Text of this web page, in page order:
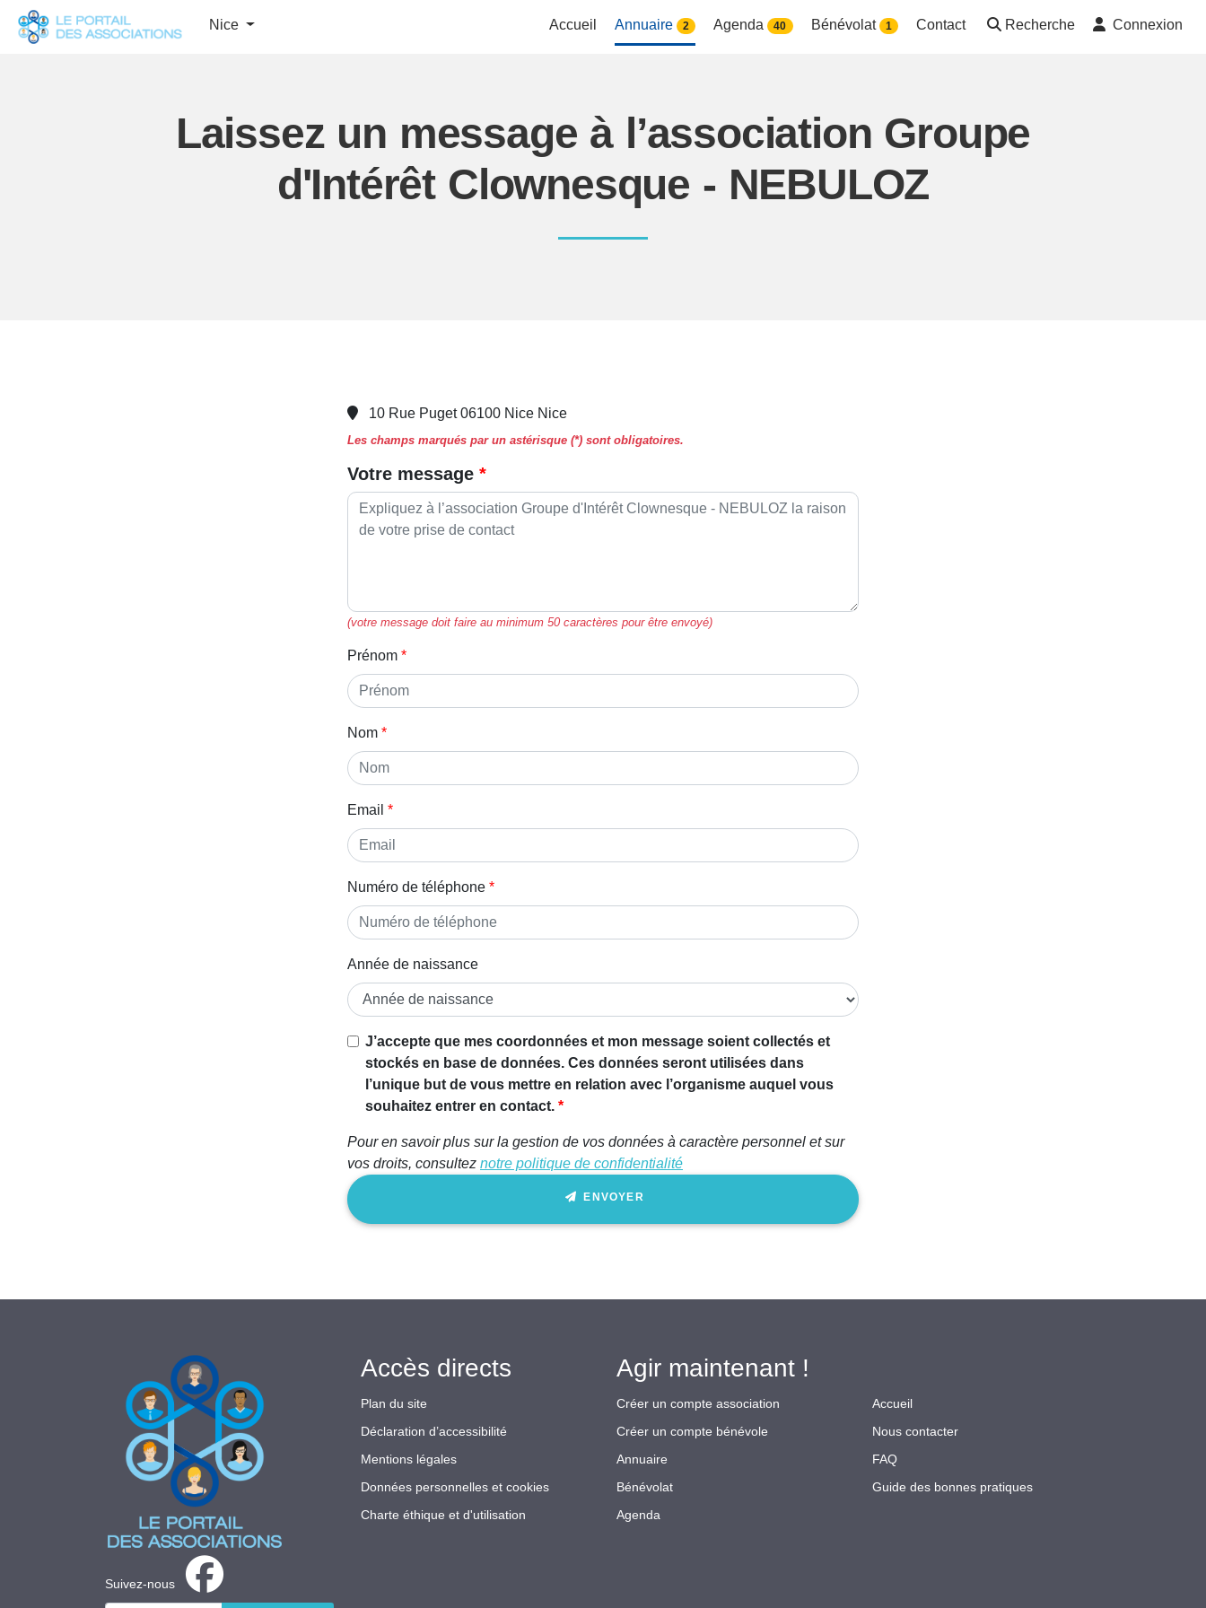
Nice Accueil Annuaire 2 Agenda 40 Bénévolat 1 Contact Recherche Connexion
Laissez un message à l’association Groupe
d'Intérêt Clownesque - NEBULOZ
10 Rue Puget 06100 Nice Nice
Les champs marqués par un astérisque (*) sont obligatoires.
Votre message
(votre message doit faire au minimum 50 caractères pour être envoyé)
Prénom
Nom
Email
Numéro de téléphone
Année de naissance
J’accepte que mes coordonnées et mon message soient collectés et
stockés en base de données. Ces données seront utilisées dans
l’unique but de vous mettre en relation avec l’organisme auquel vous
souhaitez entrer en contact.
Pour en savoir plus sur la gestion de vos données à caractère personnel et sur
vos droits, consultez notre politique de confidentialité
ENVOYER
Suivez-nous
Accès directs
Plan du site
Déclaration d’accessibilité
Mentions légales
Données personnelles et cookies
Charte éthique et d'utilisation
Agir maintenant !
Créer un compte association
Créer un compte bénévole
Annuaire
Bénévolat
Agenda
Accueil
Nous contacter
FAQ
Guide des bonnes pratiques
Panneau de gestion des cookies